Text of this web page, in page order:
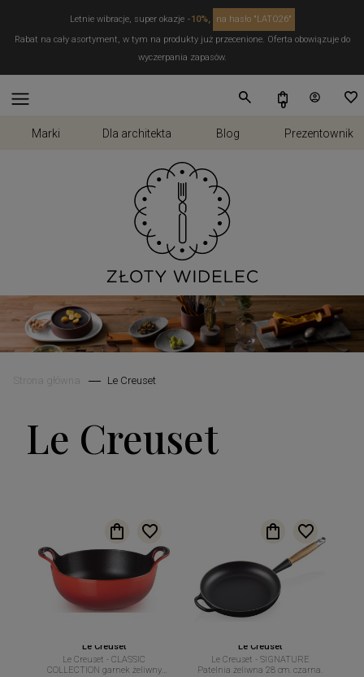
Letnie wibracje, super okazje -10%,
na hasło "LATO26"
Rabat na cały asortyment, w tym na produkty już przecenione. Oferta obowiązuje do
wyczerpania zapasów.
Marki Dla architekta Blog Prezentownik
Strona główna Le Creuset
Le Creuset
Le Creuset
Le Creuset - CLASSIC
COLLECTION garnek żeliwny
Le Creuset
Le Creuset - SIGNATURE
Patelnia żeliwna 28 cm. czarna.